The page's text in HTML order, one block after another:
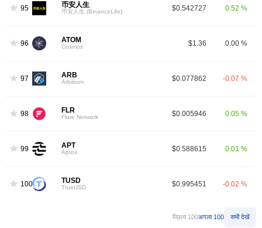
95 币安人生
币安人生 (BinanceLife) $0.542727 0.52 %
96 ATOM
Cosmos $1.36 0.00 %
97 ARB
Arbitrum $0.077862 -0.07 %
98 FLR
Flare Network $0.005946 0.05 %
99 APT
Aptos $0.588615 0.01 %
100 TUSD
TrueUSD $0.995451 -0.02 %
पिछला 100अगला 100 सभी देखें